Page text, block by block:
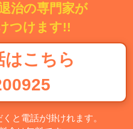
治の専門家が
つけます!!
はこちら
と電話が掛けれます。